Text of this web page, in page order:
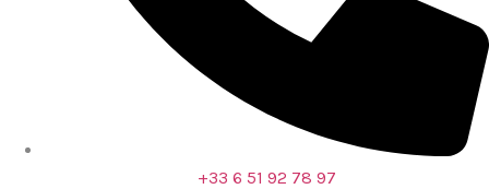
‪+33 6 51 92 78 97‬